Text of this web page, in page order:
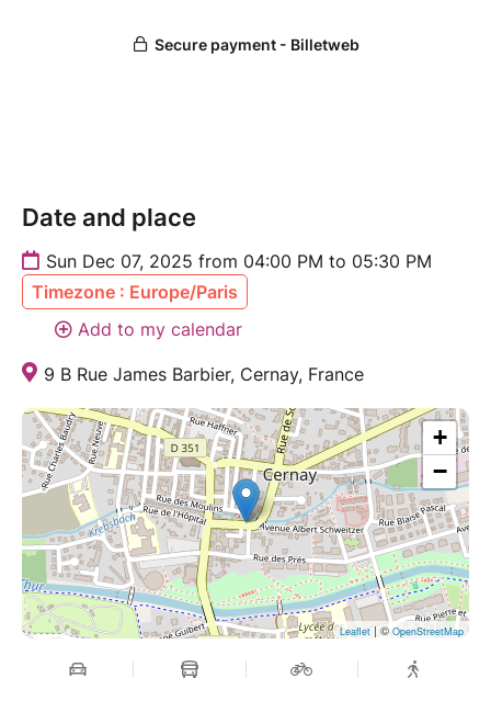
Séquences dansées pour mise en pratique
Informations :
Durée : 1h30
Niveau : Intermédiaire 1
Réservation obligatoire
non justifiée, de moins de 24h, sera facturée
15€. Merci de ta compréhension.
Date and place
Sun Dec 07, 2025 from 04:00 PM to 05:30 PM
Timezone : Europe/Paris
Add to my calendar
9 B Rue James Barbier, Cernay, France
+
−
Leaflet | © OpenStreetMap